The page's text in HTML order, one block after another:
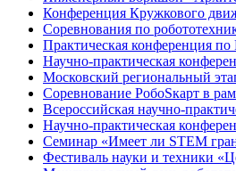
Конференция Кружкового
Соревнования по
Практическая конференция
Научно-практическая
Московский региональный
Соревнование РобоSкарт в
Всероссийская научно-
Научно-практическая
Семинар «Имеет ли STEM
Фестиваль науки и техники